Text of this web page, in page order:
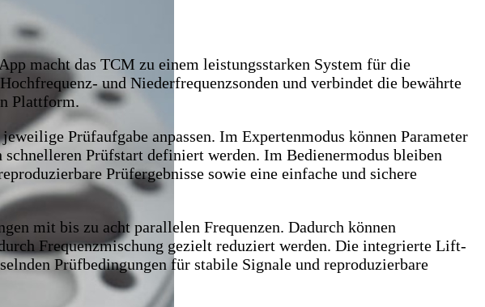
macht das TCM zu einem leistungsstarken System für die
und Niederfrequenzsonden und verbindet die bewährte
Plattform.
Prüfaufgabe anpassen. Im Expertenmodus können Parameter
Prüfstart definiert werden. Im Bedienermodus bleiben
Prüfergebnisse sowie eine einfache und sichere
mit bis zu acht parallelen Frequenzen. Dadurch können
Frequenzmischung gezielt reduziert werden. Die integrierte Lift-
Prüfbedingungen für stabile Signale und reproduzierbare